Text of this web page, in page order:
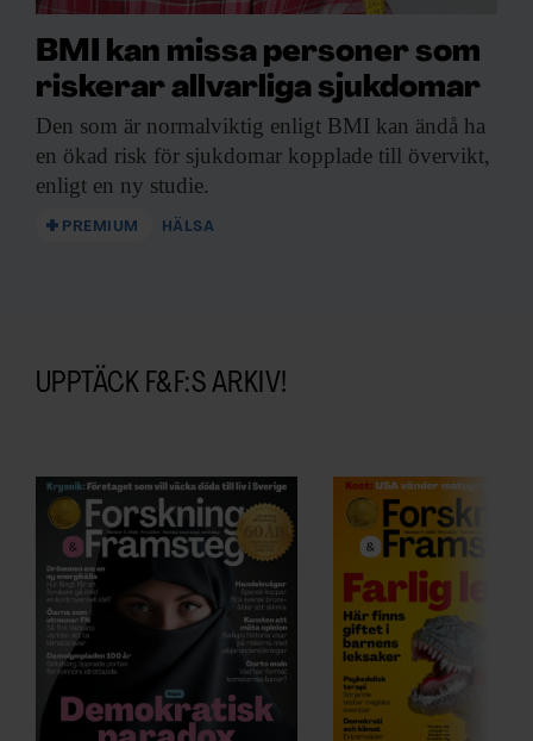
BMI kan missa personer som
riskerar allvarliga sjukdomar
Den som är normalviktig enligt BMI kan ändå ha
en ökad risk för sjukdomar kopplade till övervikt,
enligt en ny studie.
PREMIUM HÄLSA
UPPTÄCK F&F:S ARKIV!